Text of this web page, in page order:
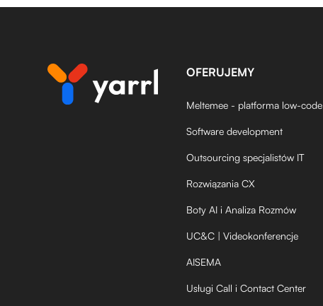
OFERUJEMY
Meltemee - platforma low-code
Software development
Outsourcing specjalistów IT
Rozwiązania CX
Boty AI i Analiza Rozmów
UC&C | Videokonferencje
AISEMA
Usługi Call i Contact Center